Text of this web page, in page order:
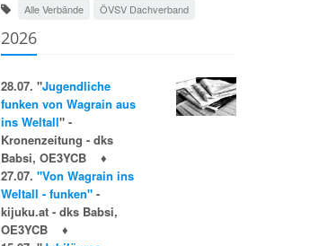
Alle Verbände ÖVSV Dachverband
2026
28.07. "Jugendliche
funken von Wagrain aus
ins Weltall" -
Kronenzeitung - dks
Babsi, OE3YCB
♦
27.07. "Von Wagrain ins
Weltall - funken" -
kijuku.at - dks Babsi,
OE3YCB
♦